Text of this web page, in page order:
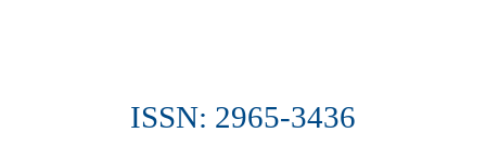
ISSN: 2965-3436